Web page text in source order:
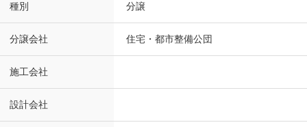
種別 分譲
分譲会社 住宅・都市整備公団
施工会社
設計会社